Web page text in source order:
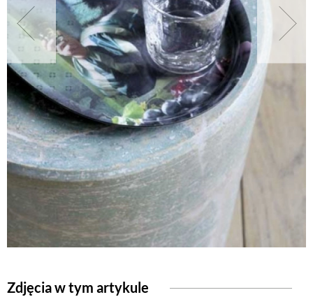
Zdjęcia w tym artykule
NATURALNIE
URODA
NATURALNA APTECZKA
DLA DOMU
EKO ŻYCIE